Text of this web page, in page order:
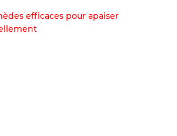
efficaces pour apaiser